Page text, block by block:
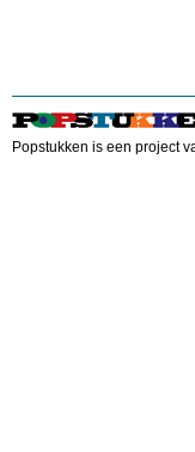
Popstukken is een project